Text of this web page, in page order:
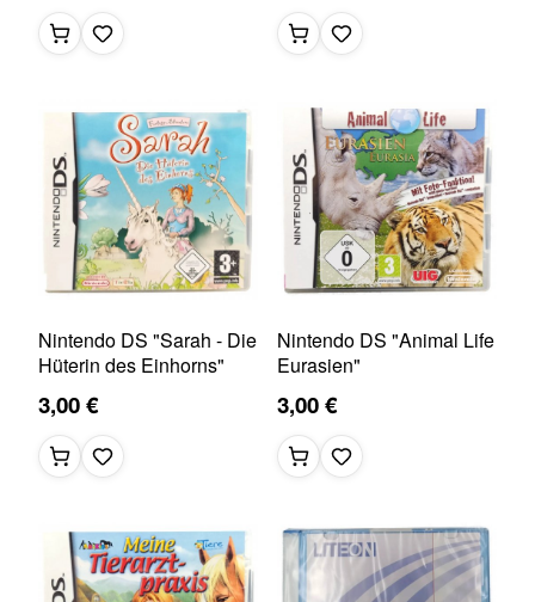
Nintendo DS "Sarah - Die
Hüterin des Einhorns"
3,00 €
Nintendo DS "Animal Life
Eurasien"
3,00 €